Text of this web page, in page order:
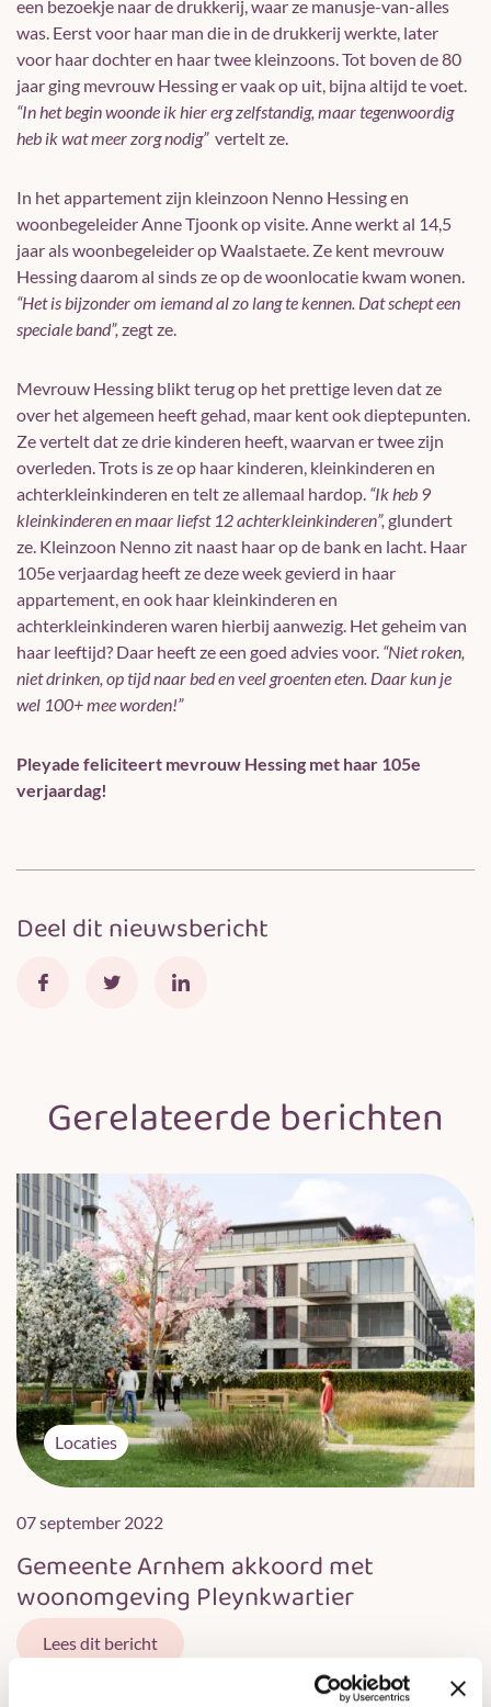
een bezoekje naar de drukkerij, waar ze manusje-van-alles
was. Eerst voor haar man die in de drukkerij werkte, later
voor haar dochter en haar twee kleinzoons. Tot boven de 80
jaar ging mevrouw Hessing er vaak op uit, bijna altijd te voet.
“In het begin woonde ik hier erg zelfstandig, maar tegenwoordig
heb ik wat meer zorg nodig”vertelt ze.
In het appartement zijn kleinzoon Nenno Hessing en
woonbegeleider Anne Tjoonk op visite. Anne werkt al 14,5
jaar als woonbegeleider op Waalstaete. Ze kent mevrouw
Hessing daarom al sinds ze op de woonlocatie kwam wonen.
“Het is bijzonder om iemand al zo lang te kennen. Dat schept een
speciale band”, zegt ze.
Mevrouw Hessing blikt terug op het prettige leven dat ze
over het algemeen heeft gehad, maar kent ook dieptepunten.
Ze vertelt dat ze drie kinderen heeft, waarvan er twee zijn
overleden. Trots is ze op haar kinderen, kleinkinderen en
achterkleinkinderen en telt ze allemaal hardop. “Ik heb 9
kleinkinderen en maar liefst 12 achterkleinkinderen”, glundert
ze. Kleinzoon Nenno zit naast haar op de bank en lacht. Haar
105e verjaardag heeft ze deze week gevierd in haar
appartement, en ook haar kleinkinderen en
achterkleinkinderen waren hierbij aanwezig. Het geheim van
haar leeftijd? Daar heeft ze een goed advies voor. “Niet roken,
niet drinken, op tijd naar bed en veel groenten eten. Daar kun je
wel 100+ mee worden!”
Pleyade feliciteert mevrouw Hessing met haar 105e
verjaardag!
Deel dit nieuwsbericht
Gerelateerde berichten
Locaties
07 september 2022
Gemeente Arnhem akkoord met
woonomgeving Pleynkwartier
Lees dit bericht